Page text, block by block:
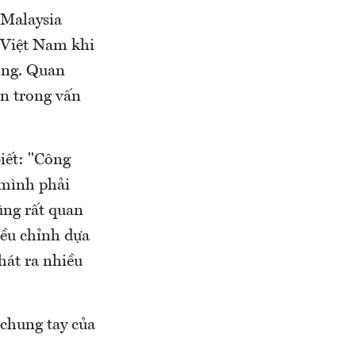
Nam khi
Quan
trong vấn
"Công
phải
rất quan
chỉnh dựa
ra nhiều
tay của